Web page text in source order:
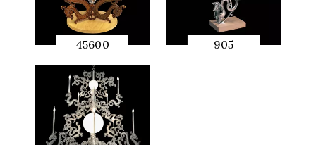
45600
APERÇU
RAPIDE
905